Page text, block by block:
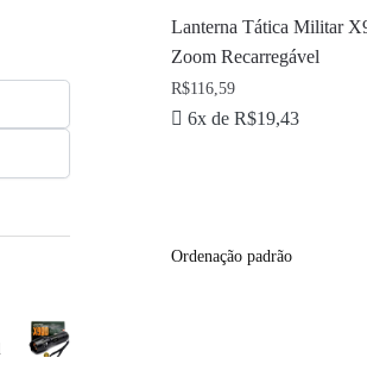
Lanterna Tática Militar
Zoom Recarregável
R$116,59
6x de R$19,43